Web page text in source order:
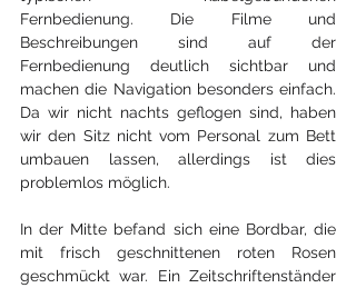
Fernbedienung. Die Filme und
Beschreibungen sind auf der
Fernbedienung deutlich sichtbar und
machen die Navigation besonders einfach.
Da wir nicht nachts geflogen sind, haben
wir den Sitz nicht vom Personal zum Bett
umbauen lassen, allerdings ist dies
problemlos möglich.
In der Mitte befand sich eine Bordbar, die
mit frisch geschnittenen roten Rosen
geschmückt war. Ein Zeitschriftenständer